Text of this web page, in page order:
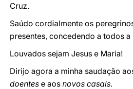
Cruz.
Saúdo cordialmente os
presentes, concedendo a todos
Louvados sejam Jesus e Maria!
Dirijo agora a minha saudação
doentes e aos novos casais.